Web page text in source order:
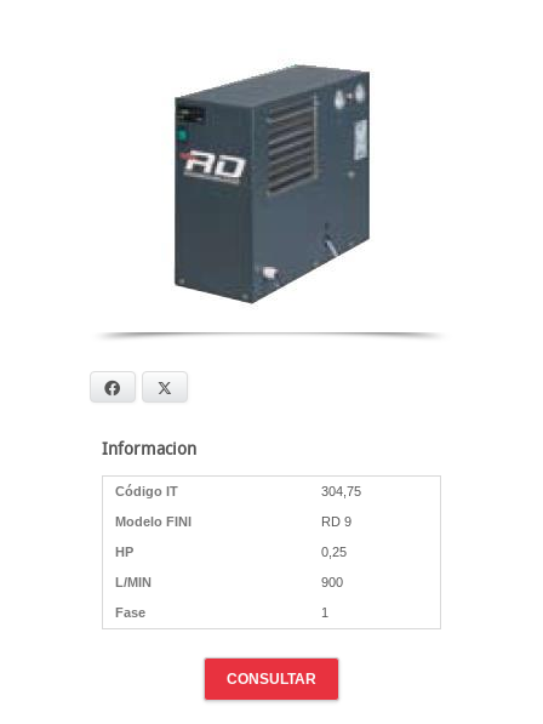
Facebook
Informacion
Código IT 304,75
Modelo FINI RD 9
HP 0,25
L/MIN 900
Fase 1
CONSULTAR